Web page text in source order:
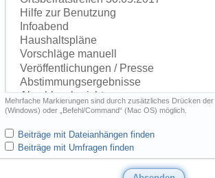
Mehrfache Markierungen sind durch zusätzliches Drücken der
(Windows) oder „Befehl/Command“ (Mac OS) möglich.
Beiträge mit Dateianhängen finden
Beiträge mit Umfragen finden